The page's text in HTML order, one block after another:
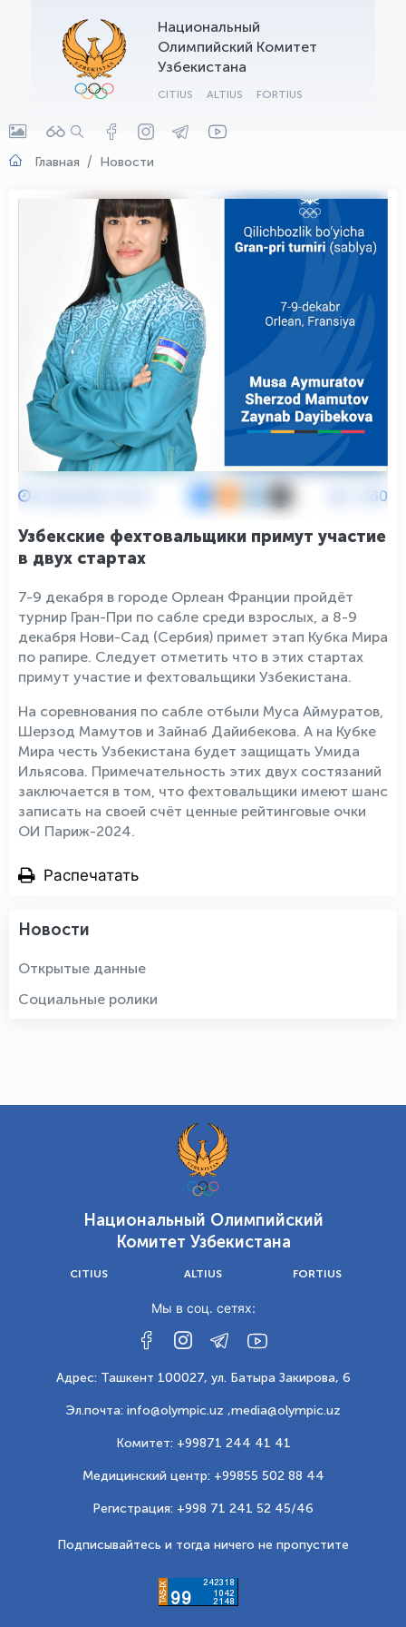
Национальный
Олимпийский Комитет
Узбекистана
CITIUS ALTIUS FORTIUS
Главная Новости
2160
Узбекские фехтовальщики примут участие
в двух стартах
7-9 декабря в городе Орлеан Франции пройдёт
турнир Гран-При по сабле среди взрослых, а 8-9
декабря Нови-Сад (Сербия) примет этап Кубка Мира
по рапире. Следует отметить что в этих стартах
примут участие и фехтовальщики Узбекистана.
На соревнования по сабле отбыли Муса Аймуратов,
Шерзод Мамутов и Зайнаб Дайибекова. А на Кубке
Мира честь Узбекистана будет защищать Умида
Ильясова. Примечательность этих двух состязаний
заключается в том, что фехтовальщики имеют шанс
записать на своей счёт ценные рейтинговые очки
ОИ Париж-2024.
Распечатать
Новости
Открытые данные
Социальные ролики
Национальный Олимпийский
Комитет Узбекистана
CITIUS ALTIUS FORTIUS
Мы в соц. сетях:
Адрес: Ташкент 100027, ул. Батыра Закирова, 6
Эл.почта: info@olympic.uz ,media@olympic.uz
Комитет: +99871 244 41 41
Медицинский центр: +99855 502 88 44
Регистрация: +998 71 241 52 45/46
Подписывайтесь и тогда ничего не пропустите
OLYMPCHIK AI - yordamchi
Онлайн · olympic.uz